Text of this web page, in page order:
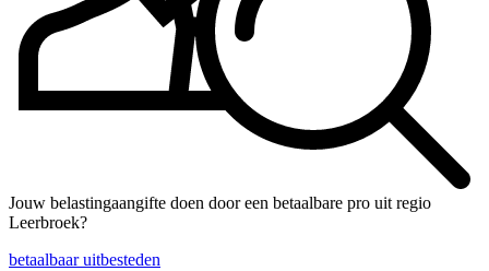
Jouw belastingaangifte doen door een betaalbare pro uit regio
Leerbroek?
betaalbaar uitbesteden